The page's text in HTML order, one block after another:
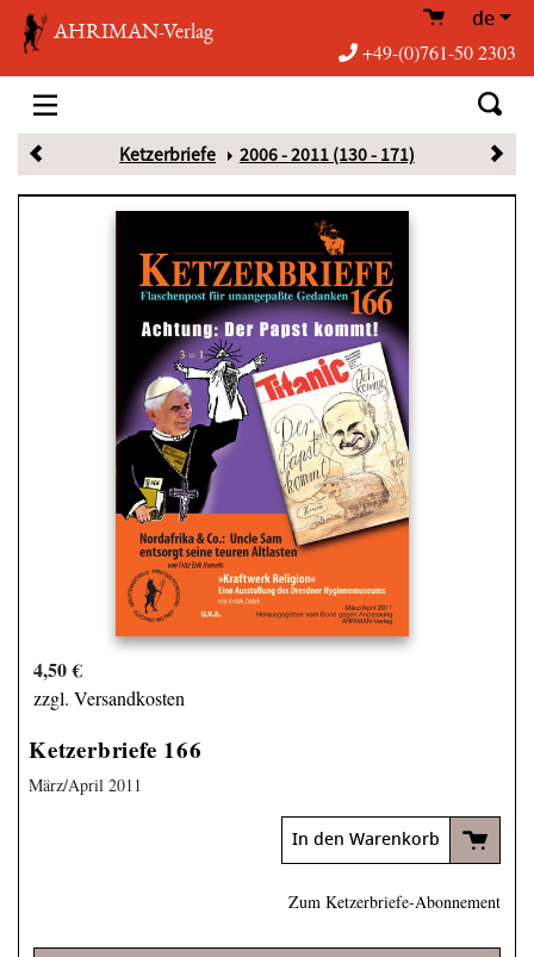
AHRIMAN-Verlag de
+49-(0)761-50 2303
Ketzerbriefe 2006 - 2011 (130 - 171)
4,50 €
zzgl. Versandkosten
Ketzerbriefe 166
März/April 2011
In den Warenkorb
Zum Ketzerbriefe-Abonnement